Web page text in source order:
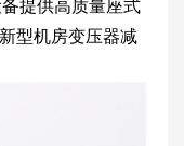
提供高质量座式
型机房变压器减